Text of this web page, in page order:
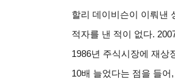
할리 데이비슨이 이뤄낸
적자를 낸 적이 없다.
1986년 주식시장에 재상
10배 늘었다는 점을 들어